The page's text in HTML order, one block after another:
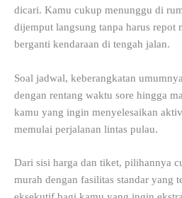
dicari. Kamu cukup menunggu di
dijemput langsung tanpa harus repot
berganti kendaraan di tengah jalan.
Soal jadwal, keberangkatan
dengan rentang waktu sore hingga
kamu yang ingin menyelesaikan
memulai perjalanan lintas pulau.
Dari sisi harga dan tiket, pilihannya
murah dengan fasilitas standar yang